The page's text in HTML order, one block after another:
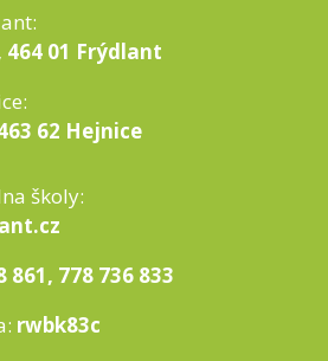
464 01 Frýdlant
62 Hejnice
školy:
861, 778 736 833
rwbk83c